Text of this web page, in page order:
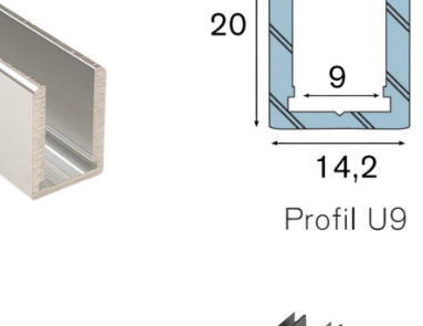
Accessoires pour crédence